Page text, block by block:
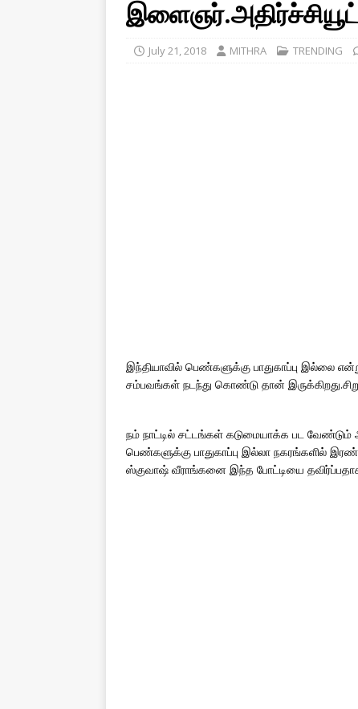
July 21, 2018 MITHRA TRENDING
இந்தியாவில் பெண்களுக்கு பாதுகாப்பு இல்லை
சம்பவங்கள் நடந்து கொண்டு தான்
நம் நாட்டில் சட்டங்கள் கடுமையாக்க பட
பெண்களுக்கு பாதுகாப்பு இல்லா நகரங்களில்
ஸ்குவாஷ் வீராங்கனை இந்த போட்டியை